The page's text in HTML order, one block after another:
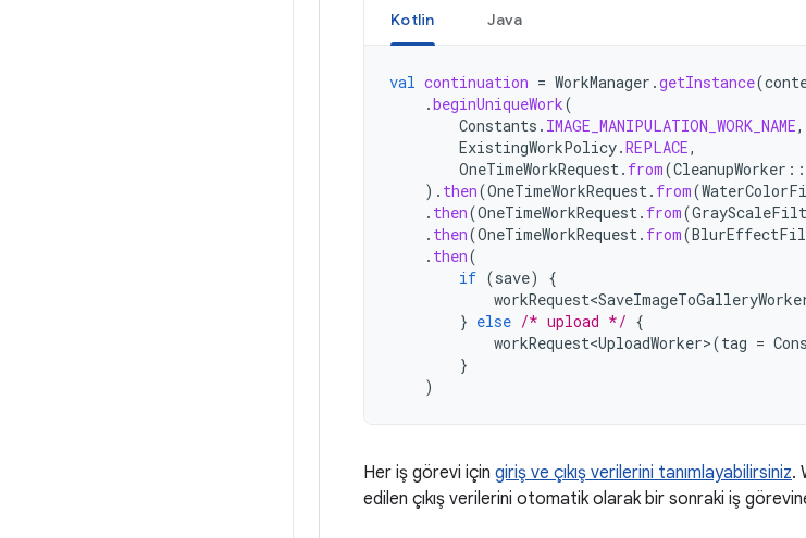
Kotlin Java
val continuation = WorkManager .getInstance(
.beginUniqueWork(
Constants . IMAGE_MANIPULATION_WORK_NAME,
ExistingWorkPolicy.REPLACE,
OneTimeWorkRequest . from(CleanupWorker ::
). then(OneTimeWorkRequest . from(
. then(OneTimeWorkRequest . from(
. then(OneTimeWorkRequest . from(
. then(
if (save)
{
} else /* upload */ {
workRequest<UploadWorker>(tag =
}
)
Her iş görevi için giriş ve çıkış verilerini tanımlayabilirsiniz.
edilen çıkış verilerini otomatik olarak bir sonraki iş